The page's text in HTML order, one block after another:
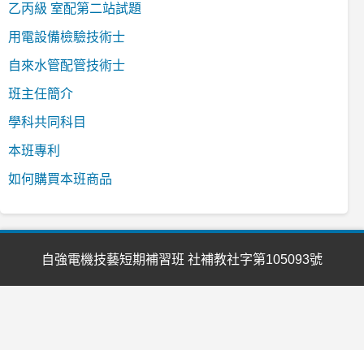
乙丙級 室配第二站試題
用電設備檢驗技術士
自來水管配管技術士
班主任簡介
學科共同科目
本班專利
如何購買本班商品
自強電機技藝短期補習班 社補教社字第105093號